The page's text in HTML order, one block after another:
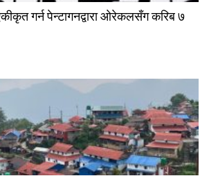
गर्न पेन्टागनद्वारा ओरेकलसँग करिब ७